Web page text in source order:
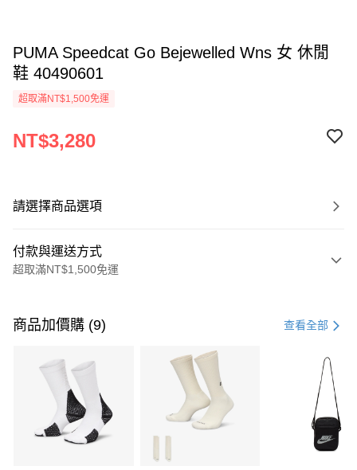
PUMA Speedcat Go Bejewelled Wns 女 休閒
鞋 40490601
超取滿NT$1,500免運
NT$3,280
請選擇商品選項
付款與運送方式
超取滿NT$1,500免運
信用卡一次付款
3 期 0 利率 每期 21家銀行
合作金庫商業銀行
第一商業銀行
華南商業銀行
彰化商業銀行
上海商業儲蓄銀行
Apple Pay
商品加價購 (9) 查看全部